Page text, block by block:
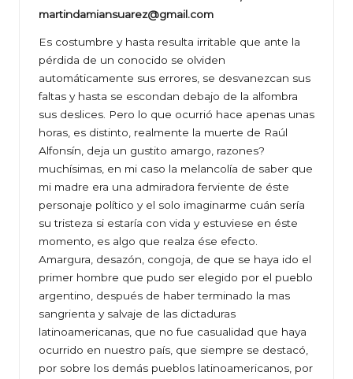
martindamiansuarez@gmail.com
Es costumbre y hasta resulta irritable que ante la
pérdida de un conocido se olviden
automáticamente sus errores, se desvanezcan sus
faltas y hasta se escondan debajo de la alfombra
sus deslices. Pero lo que ocurrió hace apenas unas
horas, es distinto, realmente la muerte de Raúl
Alfonsín, deja un gustito amargo, razones?
muchísimas, en mi caso la melancolía de saber que
mi madre era una admiradora ferviente de éste
personaje político y el solo imaginarme cuán sería
su tristeza si estaría con vida y estuviese en éste
momento, es algo que realza ése efecto.
Amargura, desazón, congoja, de que se haya ido el
primer hombre que pudo ser elegido por el pueblo
argentino, después de haber terminado la mas
sangrienta y salvaje de las dictaduras
latinoamericanas, que no fue casualidad que haya
ocurrido en nuestro país, que siempre se destacó,
por sobre los demás pueblos latinoamericanos, por